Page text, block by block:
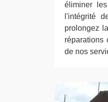
éliminer
l'intégrité
prolongez
réparations
de nos